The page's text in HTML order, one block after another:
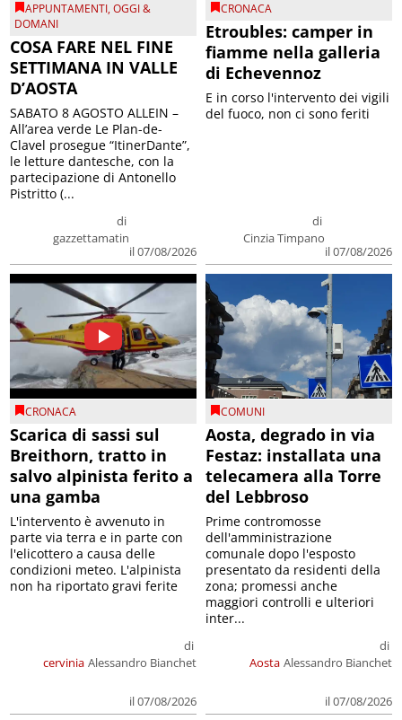
APPUNTAMENTI,OGGI &
DOMANI
COSA FARE NEL FINE
SETTIMANA IN VALLE
D’AOSTA
di
gazzettamatin
il 07/08/2026
SABATO 8 AGOSTO ALLEIN –
All’area verde Le Plan-de-
Clavel prosegue “ItinerDante”,
le letture dantesche, con la
partecipazione di Antonello
Pistritto (...
CRONACA
Etroubles: camper in
fiamme nella galleria
di Echevennoz
di
Cinzia Timpano
il 07/08/2026
E in corso l'intervento dei vigili
del fuoco, non ci sono feriti
CRONACA
Scarica di sassi sul
Breithorn, tratto in
salvo alpinista ferito a
una gamba
cervinia
di
Alessandro Bianchet
il 07/08/2026
L'intervento è avvenuto in
parte via terra e in parte con
l'elicottero a causa delle
condizioni meteo. L'alpinista
non ha riportato gravi ferite
COMUNI
Aosta, degrado in via
Festaz: installata una
telecamera alla Torre
del Lebbroso
Aosta
di
Alessandro Bianchet
il 07/08/2026
Prime contromosse
dell'amministrazione
comunale dopo l'esposto
presentato da residenti della
zona; promessi anche
maggiori controlli e ulteriori
inter...